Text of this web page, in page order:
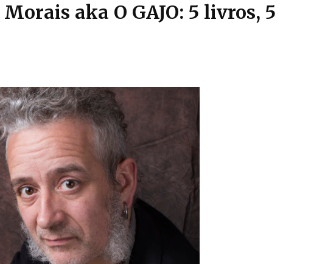
aka O GAJO: 5 livros, 5